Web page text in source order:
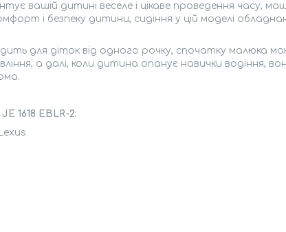
вашій дитині веселе і цікаве проведення часу,
і безпеку дитини, сидіння у цій моделі
для діток від одного рочку, спочатку малюка
а далі, коли дитина опанує навички водіння,
1618 EBLR-2: